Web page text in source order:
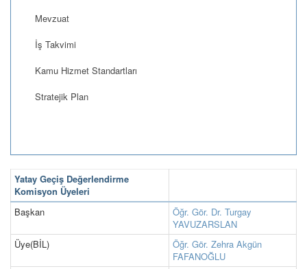
Mevzuat
İş Takvimi
Kamu Hizmet Standartları
Stratejik Plan
Yatay Geçiş Değerlendirme
Komisyon Üyeleri
Başkan
Öğr. Gör. Dr. Turgay
YAVUZARSLAN
Üye(BİL)
Öğr. Gör. Zehra Akgün
FAFANOĞLU